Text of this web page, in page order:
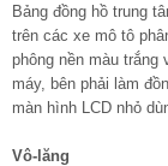
Bảng đồng hồ trung
trên các xe mô tô
phông nền màu trắng
máy, bên phải làm
màn hình LCD nhỏ
Vô-lăng